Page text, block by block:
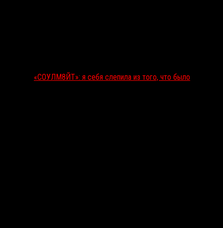
«СОУЛМ8ЙТ»: я себя слепила из того, что было